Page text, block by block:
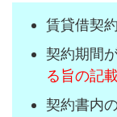
賃貸借契
契約期間
る旨の記載
契約書内